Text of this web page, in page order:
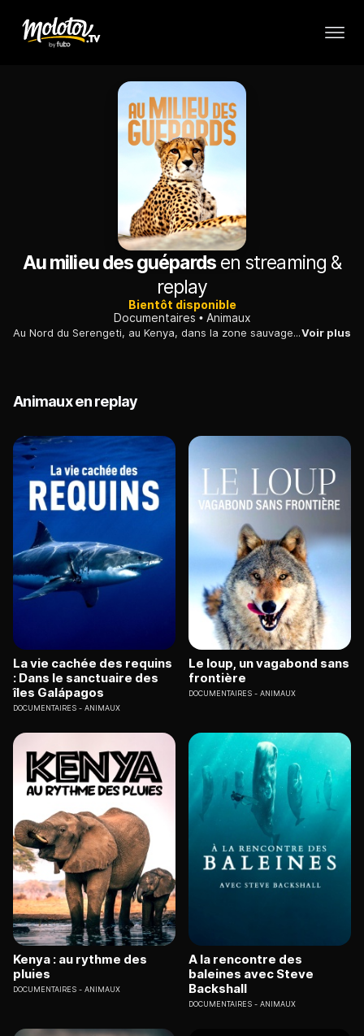
Au milieu des guépardsen streaming &
replay
Bientôt disponible
Documentaires
Animaux
Au Nord du Serengeti, au Kenya, dans la zone sauvage du Naboisho Conservancy, Bob Poole, photoreporter et réalisateur, observe à la trace une mère guépard et ses petits.Voir plus
Animaux en replay
La vie cachée des requins
: Dans le sanctuaire des
îles Galápagos
DOCUMENTAIRES ANIMAUX
Le loup, un vagabond sans
frontière
DOCUMENTAIRES ANIMAUX
Kenya : au rythme des
pluies
DOCUMENTAIRES ANIMAUX
A la rencontre des
baleines avec Steve
Backshall
DOCUMENTAIRES ANIMAUX